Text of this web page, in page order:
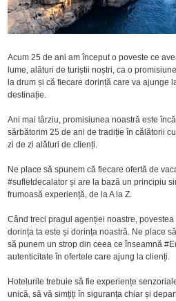
Acum 25 de ani am început o poveste ce
lume, alături de turiștii noștri, ca o
la drum și că fiecare dorință care va ajunge
destinație.
Ani mai târziu, promisiunea noastră este
sărbătorim 25 de ani de tradiție în călătorii
zi de zi alături de clienți.
Ne place să spunem că fiecare ofertă de
#sufletdecalator și are la bază un principiu
frumoasă experiență, de la A la Z.
Când treci pragul agenției noastre,
dorința ta este și dorința noastră. Ne place
să punem un strop din ceea ce înseamnă
autenticitate în ofertele care ajung la clienți.
Hotelurile trebuie să fie experiențe
unică, să vă simțiți în siguranța chiar și